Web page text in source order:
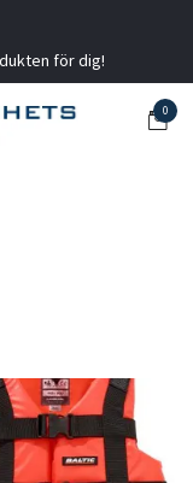
för dig!
0